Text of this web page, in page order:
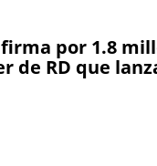
firma por 1.8
de RD que